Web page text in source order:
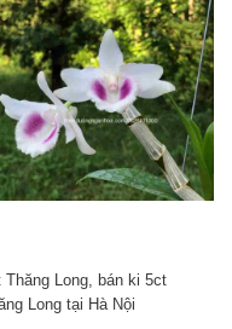
Thăng Long, bán ki 5ct
Long tại Hà Nội